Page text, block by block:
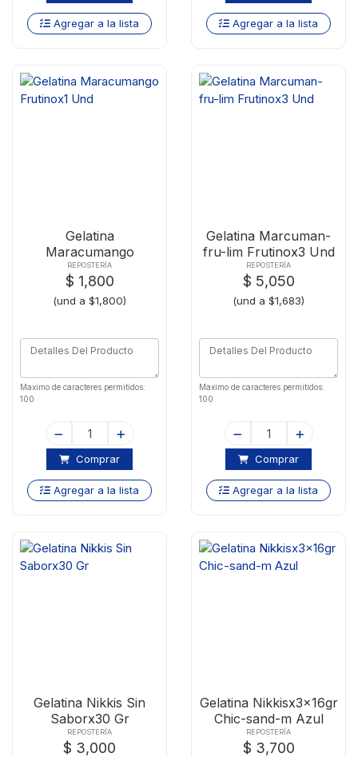
Agregar a la lista Agregar a la lista
Gelatina
Maracumango
Frutinox1 Und
REPOSTERÍA
$ 1,800
(und a $1,800)
Maximo de caracteres permitidos:
100
Comprar
Agregar a la lista
Gelatina Marcuman-
fru-lim Frutinox3 Und
REPOSTERÍA
$ 5,050
(und a $1,683)
Maximo de caracteres permitidos:
100
Comprar
Agregar a la lista
Gelatina Nikkis Sin
Saborx30 Gr
REPOSTERÍA
$ 3,000
Gelatina Nikkisx3x16gr
Chic-sand-m Azul
REPOSTERÍA
$ 3,700